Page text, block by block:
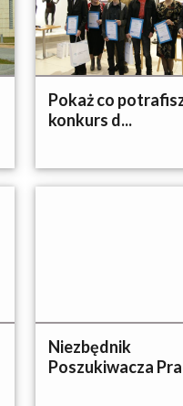
Pokaż co
konkurs d...
Niezbędnik
Poszukiwacza